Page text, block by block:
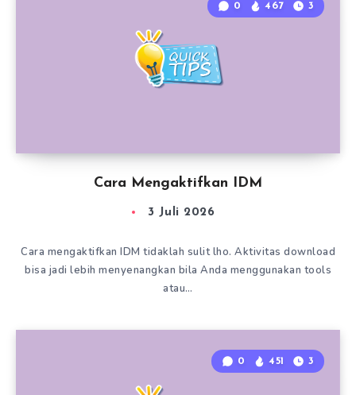
Cara Mengaktifkan IDM
0 467 3
3 Juli 2026
Cara mengaktifkan IDM tidaklah sulit lho. Aktivitas download
bisa jadi lebih menyenangkan bila Anda menggunakan tools
atau…
0 451 3